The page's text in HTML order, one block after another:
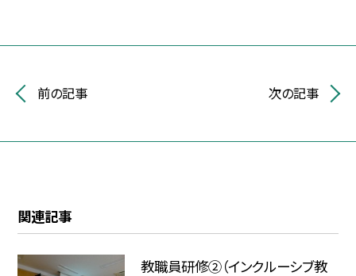
前の記事 次の記事
関連記事
教職員研修②（インクルーシブ教